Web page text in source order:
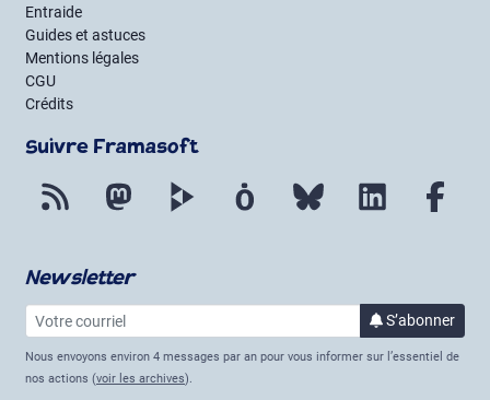
Entraide
Guides et astuces
Mentions légales
CGU
Crédits
Suivre Framasoft
Flux RSS Mastodon PeerTube Mobilizon Bluesky LinkedIn
Newsletter
Votre courriel S’abonnerà la
Nous envoyons environ 4 messages par an pour vous informer sur l’essentiel de
nos actions (voir les archives).